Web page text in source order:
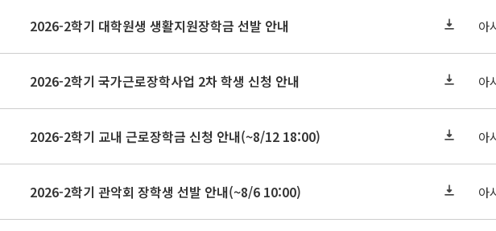
2026-2학기 대학원생 생활지원장학금 선발 안내 아
2026-2학기 국가근로장학사업 2차 학생 신청 안내 아
2026-2학기 교내 근로장학금 신청 안내(~8/12 18:00) 아
2026-2학기 관악회 장학생 선발 안내(~8/6 10:00) 아